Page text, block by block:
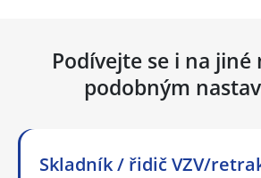
Podívejte se i na jiné
podobným
Skladník / řidič VZV/